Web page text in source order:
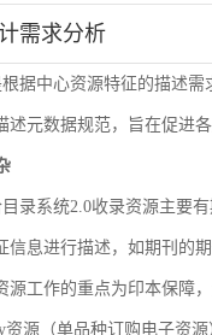
需求分析
据中心资源特征的描述
元数据规范，旨在促进
录系统2.0收录资源主要
息进行描述，如期刊的
源工作的重点为印本保障
源（单品种订购电子资